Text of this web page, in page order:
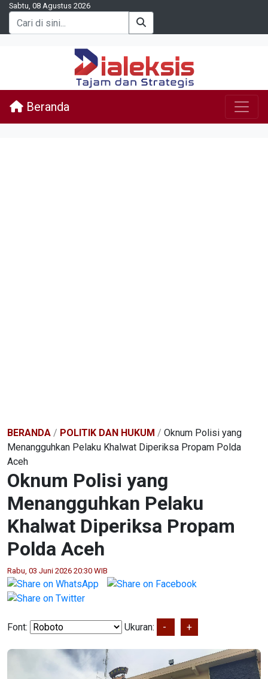
Sabtu, 08 Agustus 2026
Beranda
BERANDA / POLITIK DAN HUKUM / Oknum Polisi yang
Menangguhkan Pelaku Khalwat Diperiksa Propam Polda
Aceh
Oknum Polisi yang
Menangguhkan Pelaku
Khalwat Diperiksa Propam
Polda Aceh
Rabu, 03 Juni 2026 20:30 WIB
Font: Ukuran: - +